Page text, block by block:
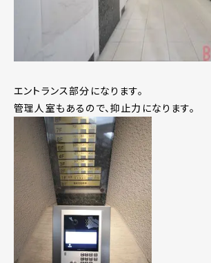
エントランス部分になります。
管理人室もあるので、抑止力になります。